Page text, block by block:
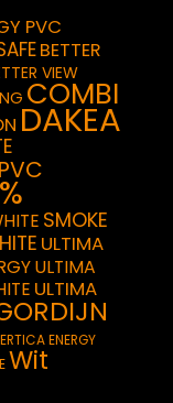
PVC
BETTER
VIEW
COMBI
DAKEA
PVC
SMOKE
ULTIMA
ULTIMA
ULTIMA
ENERGY
Wit